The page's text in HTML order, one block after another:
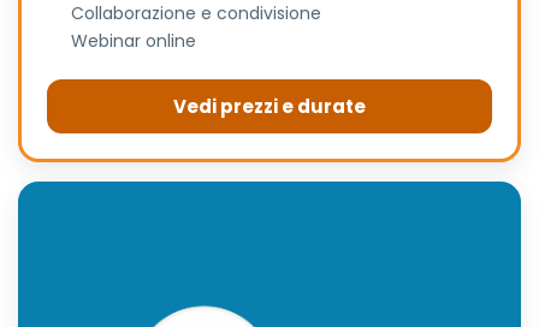
Collaborazione e condivisione
Webinar online
Vedi prezzi e durate